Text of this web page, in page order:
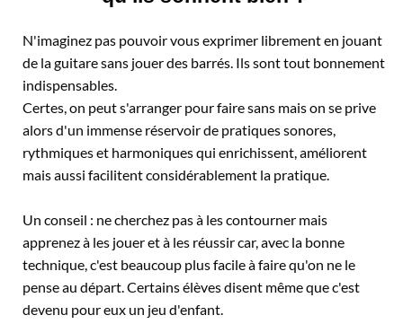
N'imaginez pas pouvoir vous exprimer librement en jouant
de la guitare sans jouer des barrés. Ils sont tout bonnement
indispensables.
Certes, on peut s'arranger pour faire sans mais on se prive
alors d'un immense réservoir de pratiques sonores,
rythmiques et harmoniques qui enrichissent, améliorent
mais aussi facilitent considérablement la pratique.
Un conseil : ne cherchez pas à les contourner mais
apprenez à les jouer et à les réussir car, avec la bonne
technique, c'est beaucoup plus facile à faire qu'on ne le
pense au départ. Certains élèves disent même que c'est
devenu pour eux un jeu d'enfant.